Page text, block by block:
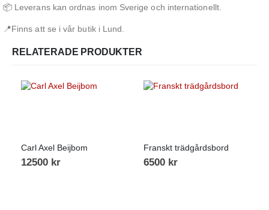
📦 Leverans kan ordnas inom Sverige och internationellt.
📍Finns att se i vår butik i Lund.
RELATERADE PRODUKTER
Carl Axel Beijbom
12500 kr
Franskt trädgårdsbord
6500 kr